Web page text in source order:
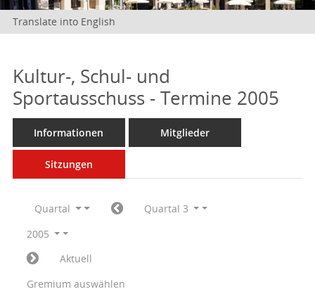
Translate into English
Kultur-, Schul- und
Sportausschuss - Termine 2005
Informationen Mitglieder
Sitzungen
Quartal
Quartal 3
2005
Aktuell
Gremium auswählen